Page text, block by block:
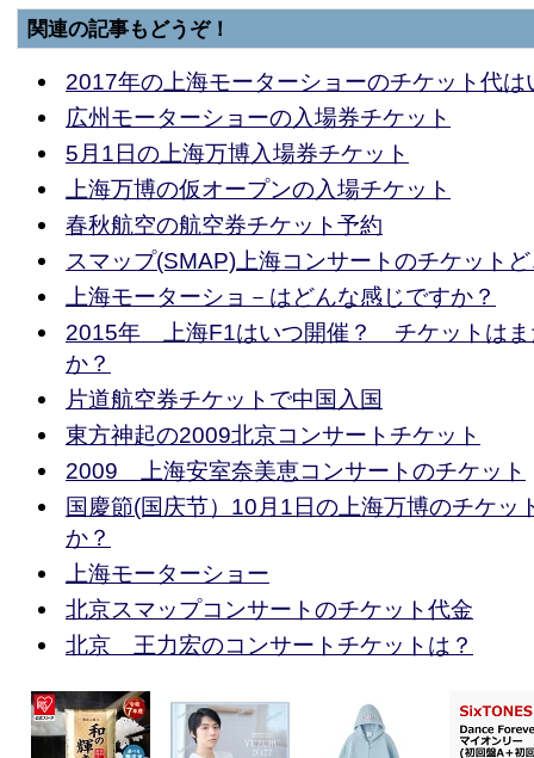
関連の記事もどうぞ！
2017年の上海モーターショーのチケット代は
広州モーターショーの入場券チケット
5月1日の上海万博入場券チケット
上海万博の仮オープンの入場チケット
春秋航空の航空券チケット予約
スマップ(SMAP)上海コンサートのチケット
上海モーターショ－はどんな感じですか？
2015年 上海F1はいつ開催？ チケットはま
か？
片道航空券チケットで中国入国
東方神起の2009北京コンサートチケット
2009 上海安室奈美恵コンサートのチケット
国慶節(国庆节）10月1日の上海万博のチケッ
か？
上海モーターショー
北京スマップコンサートのチケット代金
北京 王力宏のコンサートチケットは？